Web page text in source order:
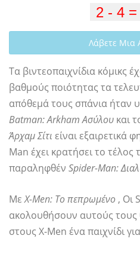
Λάβετε Μια
Τα βιντεοπαιχνίδια κόμικς
βαθμούς ποιότητας τα
απόθεμά τους σπάνια ήταν
Batman: Arkham Ασύλου και
Άρχαμ Σίτι είναι εξαιρετικά
Man έχει κρατήσει το
παραληφθέν Spider-Man:
ΜεX-Men: Το πεπρωμένο , Οι
ακολουθήσουν αυτούς τους
στους X-Men ένα παιχνίδι